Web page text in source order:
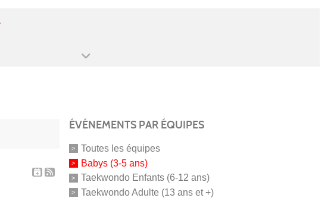
ÉVÉNEMENTS PAR ÉQUIPES
Toutes les équipes
Babys (3-5 ans)
Taekwondo Enfants (6-12 ans)
Taekwondo Adulte (13 ans et +)